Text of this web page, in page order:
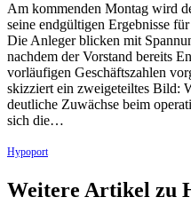
Am kommenden Montag wird
seine endgültigen Ergebnisse
Die Anleger blicken mit
nachdem der Vorstand bereits
vorläufigen Geschäftszahlen
skizziert ein zweigeteiltes Bild:
deutliche Zuwächse beim
sich die…
Hypoport
Weitere Artikel zu